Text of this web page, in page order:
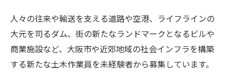
人々の往来や輸送を支える道路や空港、ライフラインの
大元を司るダム、街の新たなランドマークとなるビルや
商業施設など、大阪市や近郊地域の社会インフラを構築
する新たな土木作業員を未経験者から募集しています。